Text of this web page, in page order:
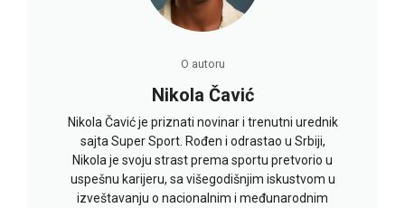
O autoru
Nikola Čavić
Nikola Čavić je priznati novinar i trenutni urednik
sajta Super Sport. Rođen i odrastao u Srbiji,
Nikola je svoju strast prema sportu pretvorio u
uspešnu karijeru, sa višegodišnjim iskustvom u
izveštavanju o nacionalnim i međunarodnim